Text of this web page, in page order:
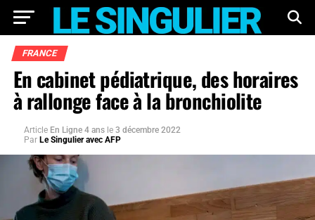
FRANCE
En cabinet pédiatrique, des horaires
à rallonge face à la bronchiolite
Article En Ligne 4 ans le 3 décembre 2022
Par Le Singulier avec AFP